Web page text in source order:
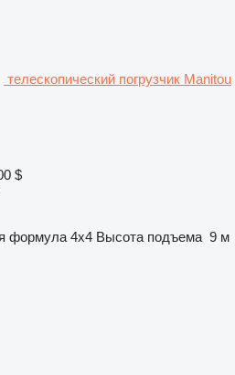
телескопический погрузчик Manitou
$
формула 4x4 Высота подъема 9 м